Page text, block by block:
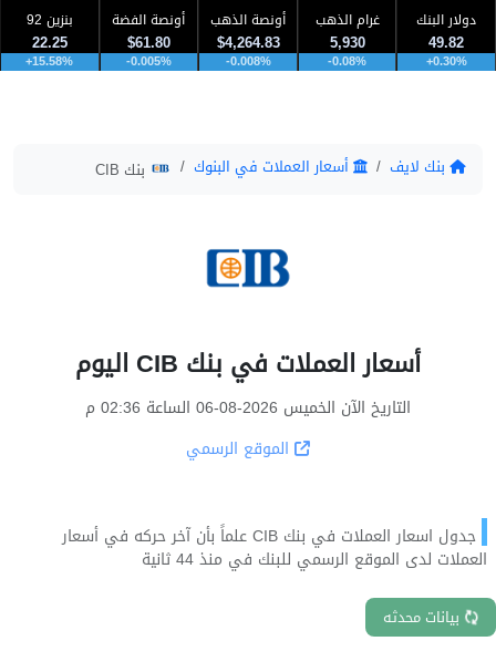
دولار البنك
49.82
+0.30%
غرام الذهب
5,930
-0.08%
أونصة الذهب
$4,264.83
-0.008%
أونصة الفضة
$61.80
-0.005%
بنزين 92
22.25
+15.58%
بنك لايف أسعار العملات في البنوك بنك CIB
أسعار العملات في بنك CIB اليوم
التاريخ الآن الخميس 2026-08-06 الساعة 02:36 م
الموقع الرسمي
جدول اسعار العملات في بنك CIB علماً بأن آخر حركه في أسعار
العملات لدى الموقع الرسمي للبنك في منذ 44 ثانية
بيانات محدثه